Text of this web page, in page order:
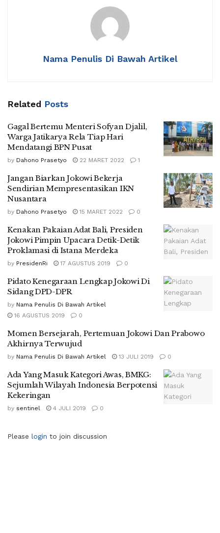
Nama Penulis Di Bawah Artikel
Related Posts
Gagal Bertemu Menteri Sofyan Djalil,
Warga Jatikarya Rela Tiap Hari
Mendatangi BPN Pusat
by Dahono Prasetyo 22 MARET 2022 1
Jangan Biarkan Jokowi Bekerja
Sendirian Mempresentasikan IKN
Nusantara
by Dahono Prasetyo 15 MARET 2022 0
Kenakan Pakaian Adat Bali, Presiden
Jokowi Pimpin Upacara Detik-Detik
Proklamasi di Istana Merdeka
by PresidenRi 17 AGUSTUS 2019 0
Pidato Kenegaraan Lengkap Jokowi Di
Sidang DPD-DPR
by Nama Penulis Di Bawah Artikel
16 AGUSTUS 2019
0
Momen Bersejarah, Pertemuan Jokowi Dan Prabowo
Akhirnya Terwujud
by Nama Penulis Di Bawah Artikel 13 JULI 2019 0
Ada Yang Masuk Kategori Awas, BMKG:
Sejumlah Wilayah Indonesia Berpotensi
Kekeringan
by sentinel 4 JULI 2019 0
Please login to join discussion